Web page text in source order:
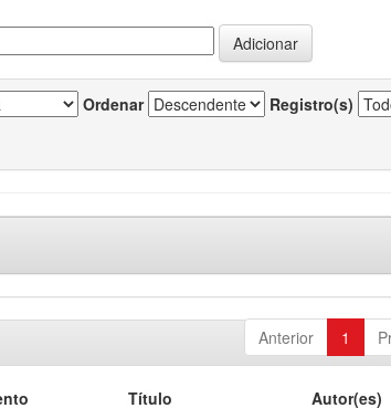
Ordenar Registro(s)
Anterior 1
Título Autor(es)